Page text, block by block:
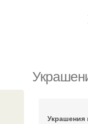
Украшения